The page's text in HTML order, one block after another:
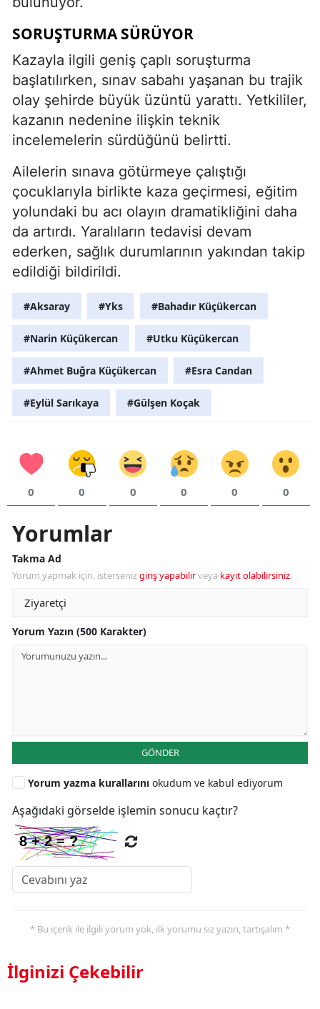
SORUŞTURMA SÜRÜYOR
Kazayla ilgili geniş çaplı soruşturma
başlatılırken, sınav sabahı yaşanan bu trajik
olay şehirde büyük üzüntü yarattı. Yetkililer,
kazanın nedenine ilişkin teknik
incelemelerin sürdüğünü belirtti.
Ailelerin sınava götürmeye çalıştığı
çocuklarıyla birlikte kaza geçirmesi, eğitim
yolundaki bu acı olayın dramatikliğini daha
da artırdı. Yaralıların tedavisi devam
ederken, sağlık durumlarının yakından takip
edildiği bildirildi.
#Aksaray #Yks #Bahadır Küçükercan
#Narin Küçükercan #Utku Küçükercan
#Ahmet Buğra Küçükercan #Esra Candan
#Eylül Sarıkaya #Gülşen Koçak
0 0 0 0 0 0
Yorumlar
Takma Ad
Yorum yapmak için, istersenizgiriş yapabilirveya kayıt olabilirsiniz.
Yorum Yazın (500 Karakter)
GÖNDER
Yorum yazma kurallarını okudum ve kabul ediyorum
Aşağıdaki görselde işlemin sonucu kaçtır?
* Bu içerik ile ilgili yorum yok, ilk yorumu siz yazın, tartışalım *
İlginizi Çekebilir